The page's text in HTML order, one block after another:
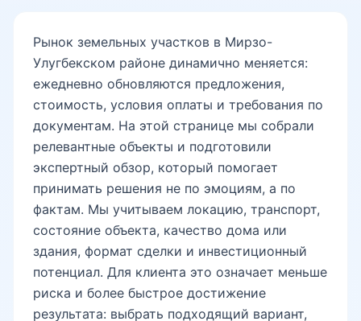
ТТЗ-1
ТТЗ-2
ТТЗ-3
Рынок земельных участков в Мирзо-
Улугбекском районе динамично меняется:
ежедневно обновляются предложения,
стоимость, условия оплаты и требования по
документам. На этой странице мы собрали
релевантные объекты и подготовили
экспертный обзор, который помогает
принимать решения не по эмоциям, а по
фактам. Мы учитываем локацию, транспорт,
состояние объекта, качество дома или
здания, формат сделки и инвестиционный
потенциал. Для клиента это означает меньше
риска и более быстрое достижение
результата: выбрать подходящий вариант,